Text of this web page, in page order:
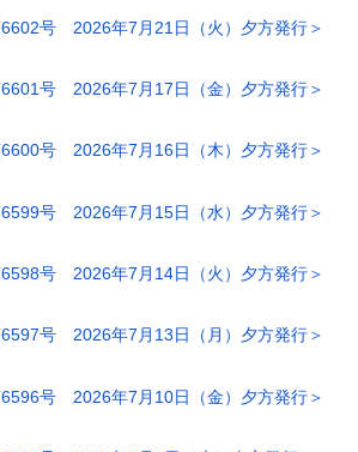
号 2026年7月21日（火）夕方発行＞
号 2026年7月17日（金）夕方発行＞
号 2026年7月16日（木）夕方発行＞
号 2026年7月15日（水）夕方発行＞
号 2026年7月14日（火）夕方発行＞
号 2026年7月13日（月）夕方発行＞
号 2026年7月10日（金）夕方発行＞